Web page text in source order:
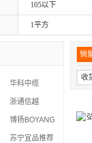
105以下
1平方
销
收
华科中缆
浙通信越
博扬BOYANG
苏宁宜品推荐